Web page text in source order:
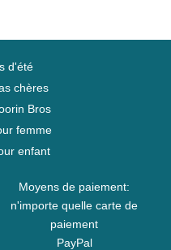
d'été
chères
Bros
femme
enfant
Moyens de paiement:
n'importe quelle carte de
paiement
PayPal